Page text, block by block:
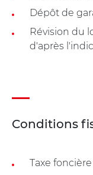
Dépôt de
Révision du
d'après
Conditions
Taxe foncière